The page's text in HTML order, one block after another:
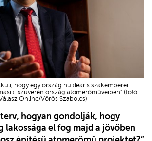
hogy egy ország nukleáris szakemberei
szuverén ország atomerőműveiben” (fotó:
Online/Vörös Szabolcs)
hogyan gondolják, hogy
lakossága el fog majd a jövőben